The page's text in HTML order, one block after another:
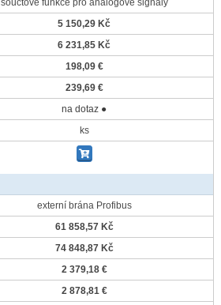
součtové funkce pro analogové signály
5 150,29 Kč
6 231,85 Kč
198,09 €
239,69 €
na dotaz ●
ks
externí brána Profibus
61 858,57 Kč
74 848,87 Kč
2 379,18 €
2 878,81 €